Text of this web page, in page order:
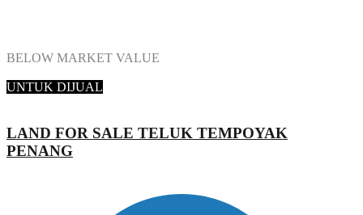
BELOW MARKET VALUE
UNTUK DIJUAL
LAND FOR SALE TELUK TEMPOYAK
PENANG